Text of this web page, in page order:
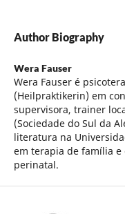
Author Biography
Wera Fauser
Wera Fauser é
(Heilpraktikerin) em
supervisora, trainer
(Sociedade do Sul da
literatura na
em terapia de família e
perinatal.